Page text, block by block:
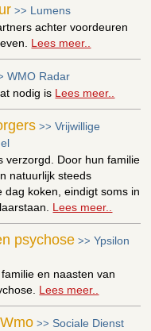
>> Lumens
achter voordeuren
Lees meer..
WMO Radar
nodig is Lees meer..
>>Vrijwillige
verzorgd. Door hun familie
natuurlijk steeds
dag koken, eindigt soms in
Lees meer..
psychose >>Ypsilon
en naasten van
Lees meer..
>> Sociale Dienst